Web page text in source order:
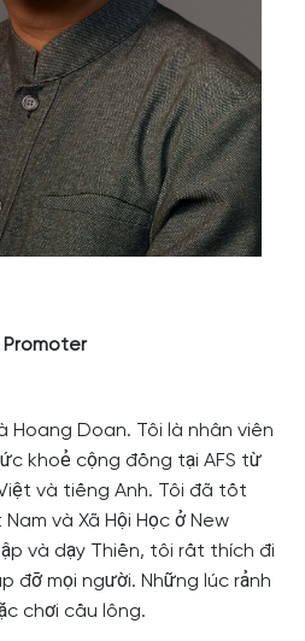
Hoang Doan. Tôi là nhân viên
khoẻ cộng đồng tại AFS từ
và tiếng Anh. Tôi đã tốt
và Xã Hội Học ở New
và dạy Thiền, tôi rất thích đi
đỡ mọi người. Những lúc rảnh
chơi cầu lông.